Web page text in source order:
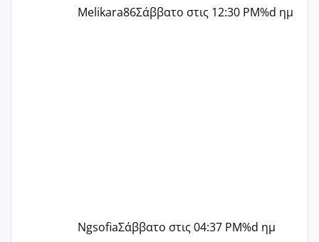
Melikara86Σάββατο στις 12:30 PM%d ημ
NgsofiaΣάββατο στις 04:37 PM%d ημ